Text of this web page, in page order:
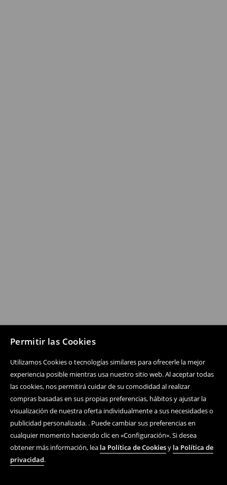
Permitir las Cookies
Utilizamos Cookies o tecnologías similares para ofrecerle la mejor
experiencia posible mientras usa nuestro sitio web. Al aceptar todas
las cookies, nos permitirá cuidar de su comodidad al realizar
compras basadas en sus propias preferencias, hábitos y ajustar la
visualización de nuestra oferta individualmente a sus necesidades o
publicidad personalizada. . Puede cambiar sus preferencias en
cualquier momento haciendo clic en «Configuración». Si desea
obtener más información, lea la Política de Cookiesy la Política de
privacidad.